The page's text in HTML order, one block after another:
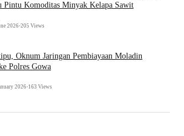
Pintu Komoditas Minyak Kelapa Sawit
2026•205 Views
Oknum Jaringan Pembiayaan Moladin
Polres Gowa
2026•163 Views